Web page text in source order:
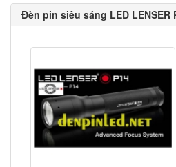
Đèn pin siêu sáng LED LENSER